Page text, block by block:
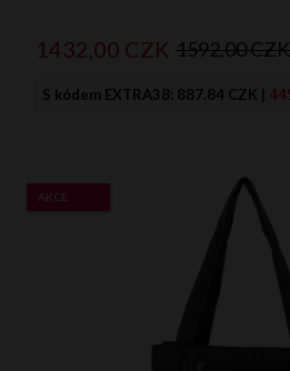
1432,00 CZK 1592,00 CZK
S kódem EXTRA38: 887.84 CZK |
AKCE